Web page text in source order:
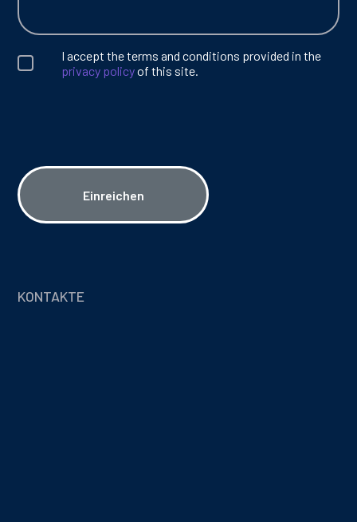
I accept the terms and conditions provided in the
privacy policyof this site.
Einreichen
KONTAKTE